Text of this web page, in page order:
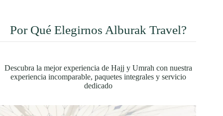
Por Qué Elegirnos Alburak Travel?
Descubra la mejor experiencia de Hajj y Umrah con nuestra
experiencia incomparable, paquetes integrales y servicio
dedicado